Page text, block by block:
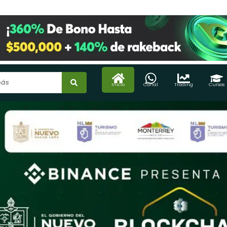
Inicio Canal Trading Cursos